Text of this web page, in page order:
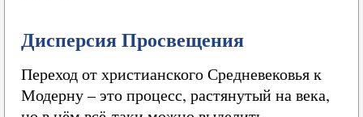
Дисперсия Просвещения
Переход от христианского Средневековья к
Модерну – это процесс, растянутый на века,